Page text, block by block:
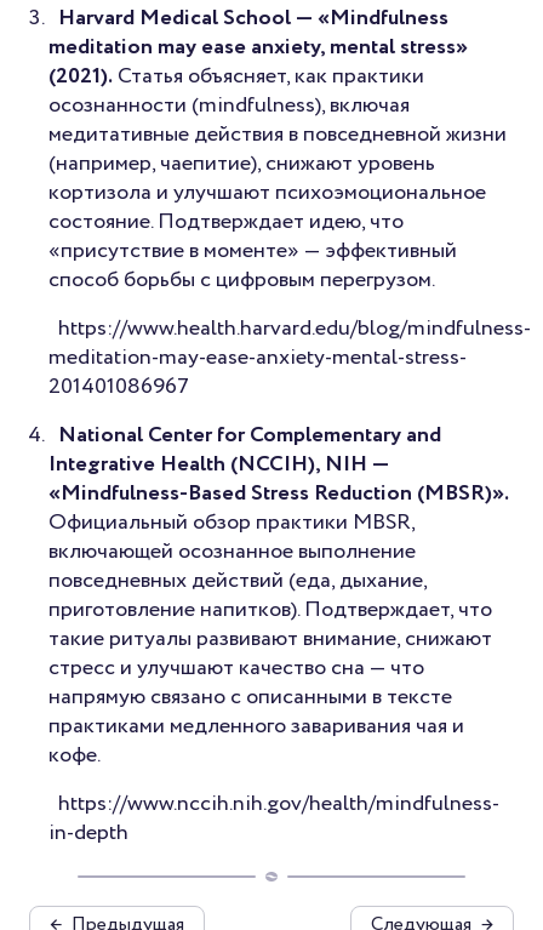
Harvard Medical School — «Mindfulness
meditation may ease anxiety, mental stress»
(2021).Статья объясняет, как практики
осознанности (mindfulness), включая
медитативные действия в повседневной жизни
(например, чаепитие), снижают уровень
кортизола и улучшают психоэмоциональное
состояние. Подтверждает идею, что
«присутствие в моменте» — эффективный
способ борьбы с цифровым перегрузом.
https://www.health.harvard.edu/blog/mindfulness-
meditation-may-ease-anxiety-mental-stress-
201401086967
National Center for Complementary and
Integrative Health (NCCIH), NIH —
«Mindfulness-Based Stress Reduction (MBSR)».
Официальный обзор практики MBSR,
включающей осознанное выполнение
повседневных действий (еда, дыхание,
приготовление напитков). Подтверждает, что
такие ритуалы развивают внимание, снижают
стресс и улучшают качество сна — что
напрямую связано с описанными в тексте
практиками медленного заваривания чая и
кофе.
https://www.nccih.nih.gov/health/mindfulness-
in-depth